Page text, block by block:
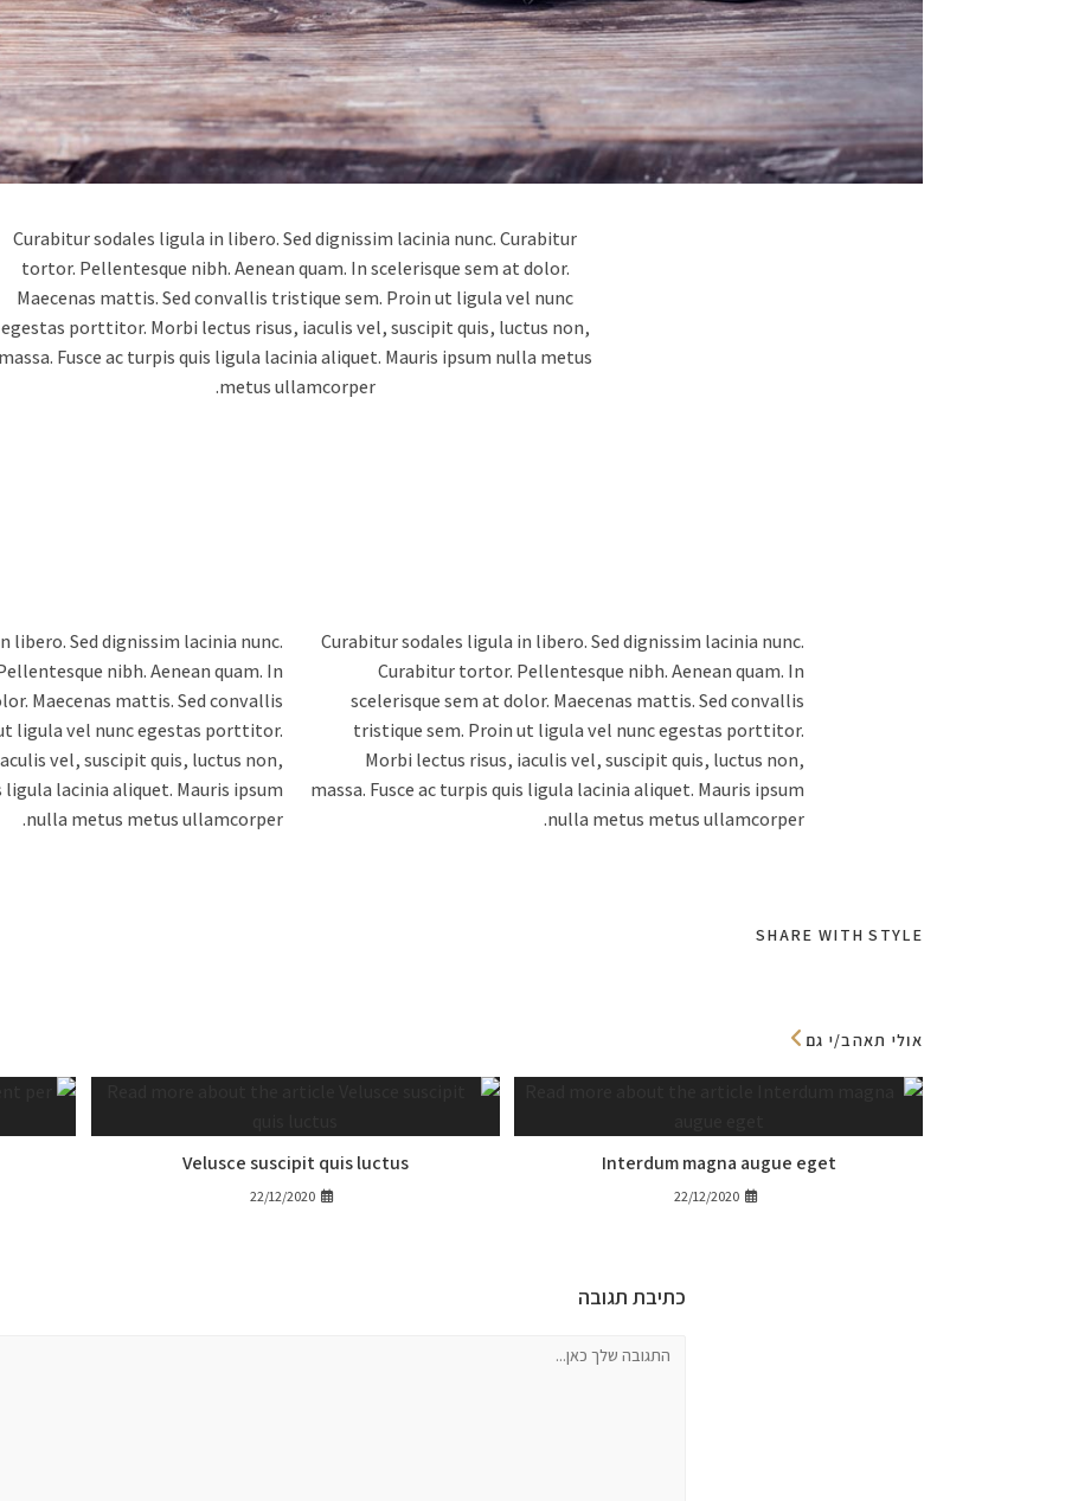
Curabitur sodales ligula in libero. Sed dignissim lacinia nunc. Curabitur
tortor. Pellentesque nibh. Aenean quam. In scelerisque sem at dolor.
Maecenas mattis. Sed convallis tristique sem. Proin ut ligula vel nunc
egestas porttitor. Morbi lectus risus, iaculis vel, suscipit quis, luctus non,
massa. Fusce ac turpis quis ligula lacinia aliquet. Mauris ipsum nulla metus
metus ullamcorper.
Curabitur sodales ligula in libero. Sed dignissim lacinia nunc.
Curabitur tortor. Pellentesque nibh. Aenean quam. In
scelerisque sem at dolor. Maecenas mattis. Sed convallis
tristique sem. Proin ut ligula vel nunc egestas porttitor.
Morbi lectus risus, iaculis vel, suscipit quis, luctus non,
massa. Fusce ac turpis quis ligula lacinia aliquet. Mauris ipsum
nulla metus metus ullamcorper.
libero. Sed dignissim lacinia nunc.
nibh. Aenean quam. In
Maecenas mattis. Sed convallis
ligula vel nunc egestas porttitor.
vel, suscipit quis, luctus non,
ligula lacinia aliquet. Mauris ipsum
nulla metus metus ullamcorper.
SHARE WITH STYLE
אולי תאהב/י גם
Velusce suscipit quis luctus
22/12/2020
Interdum magna augue eget
22/12/2020
כתיבת תגובה